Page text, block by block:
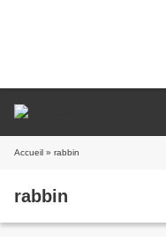
Accueil » rabbin
rabbin